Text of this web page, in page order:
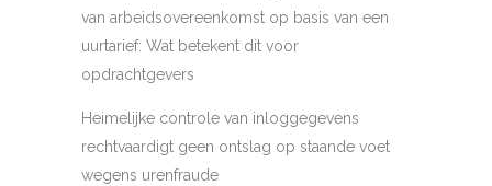
van arbeidsovereenkomst op basis van een
uurtarief: Wat betekent dit voor
opdrachtgevers
Heimelijke controle van inloggegevens
rechtvaardigt geen ontslag op staande voet
wegens urenfraude